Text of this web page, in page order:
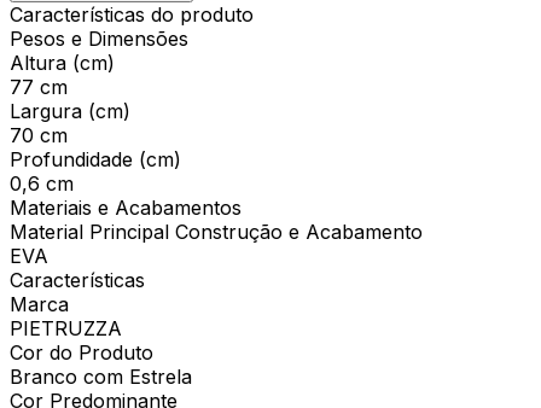
Características do produto
Pesos e Dimensões
Altura (cm)
77 cm
Largura (cm)
70 cm
Profundidade (cm)
0,6 cm
Materiais e Acabamentos
Material Principal Construção e Acabamento
EVA
Características
Marca
PIETRUZZA
Cor do Produto
Branco com Estrela
Cor Predominante